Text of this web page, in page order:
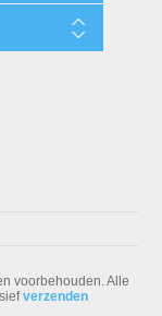
voorbehouden.Alle
verzenden